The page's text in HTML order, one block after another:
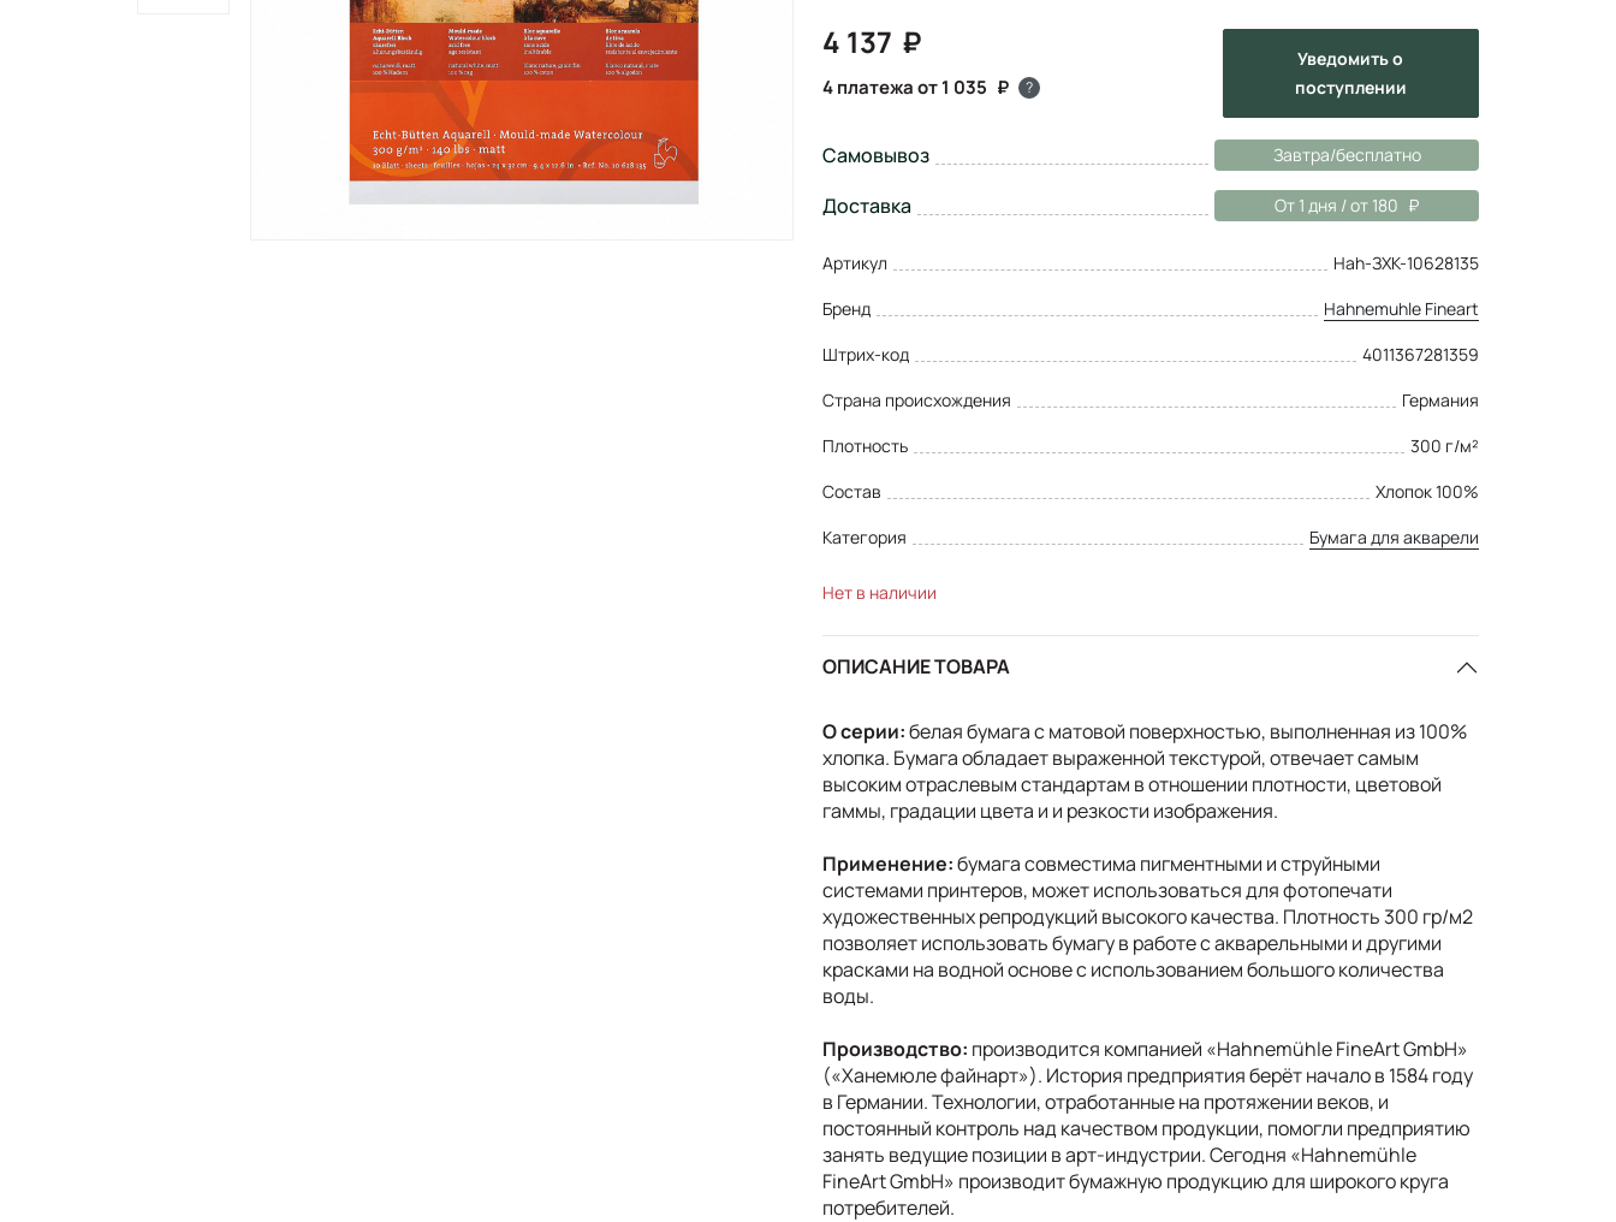
4 137
4 платежа от 1 035 ?
Уведомитьо
поступлении
Самовывоз Завтра/бесплатно
Доставка От 1 дня / от 180
Артикул
Hah-ЗХК-10628135
Бренд
Hahnemuhle Fineart
Штрих-код
4011367281359
Страна происхождения
Германия
Плотность
300 г/м²
Состав
Хлопок 100%
Категория
Бумага для акварели
Нет в наличии
ОПИСАНИЕ ТОВАРА
О серии:белая бумага с матовой поверхностью, выполненная из 100%
хлопка. Бумага обладает выраженной текстурой, отвечает самым
высоким отраслевым стандартам в отношении плотности, цветовой
гаммы, градации цвета и и резкости изображения.
Применение:бумага совместима пигментными и струйными
системами принтеров, может использоваться для фотопечати
художественных репродукций высокого качества. Плотность 300 гр/м2
позволяет использовать бумагу в работе с акварельными и другими
красками на водной основе с использованием большого количества
воды.
Производство: производится компанией «Hahnemühle FineArt GmbH»
(«Ханемюле файнарт»). История предприятия берёт начало в 1584 году
в Германии. Технологии, отработанные на протяжении веков, и
постоянный контроль над качеством продукции, помогли предприятию
занять ведущие позиции в арт-индустрии. Сегодня «Hahnemühle
FineArt GmbH» производит бумажную продукцию для широкого круга
потребителей.